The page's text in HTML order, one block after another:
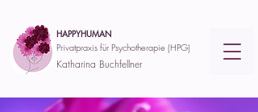
Katharina Buchfellner
HAPPYHUMAN
Privatpraxis für Psychotherapie (HPG)